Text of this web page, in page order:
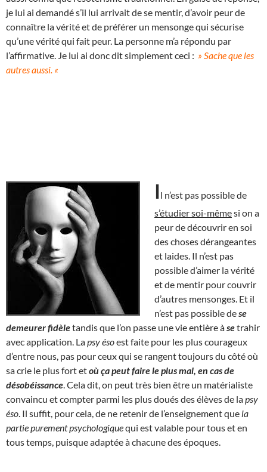
je lui ai demandé s’il lui arrivait de se mentir, d’avoir peur de
connaître la vérité et de préférer un mensonge qui sécurise
qu’une vérité qui fait peur. La personne m’a répondu par
l’affirmative. Je lui ai donc dit simplement ceci : » Sache que les
autres aussi. «
Il n’est pas possible de
s’étudier soi-mêmesi on a
peur de découvrir en soi
des choses dérangeantes
et laides. Il n’est pas
possible d’aimer la vérité
et de mentir pour couvrir
d’autres mensonges. Et il
n’est pas possible dese
demeurer fidèletandis que l’on passe une vie entière àsetrahir
avec application. Lapsy ésoest faite pour les plus courageux
d’entre nous, pas pour ceux qui se rangent toujours du côté où
sa crie le plus fort etoù ça peut faire le plus mal, en cas de
désobéissance . Cela dit, on peut très bien être un matérialiste
convaincu et compter parmi les plus doués des élèves de lapsy
éso . Il suffit, pour cela, de ne retenir de l’enseignement que la
partie purement psychologiquequi est valable pour tous et en
tous temps, puisque adaptée à chacune des époques.